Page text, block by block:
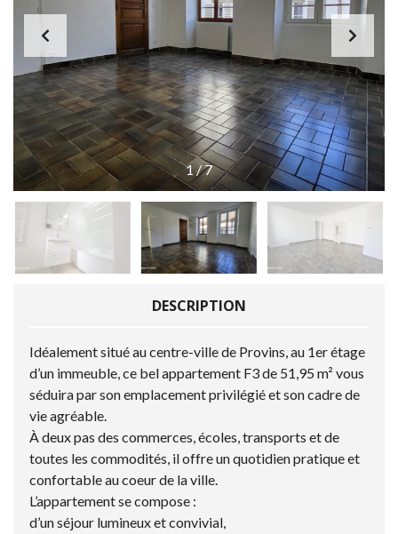
1/7
DESCRIPTION
Idéalement situé au centre-ville de Provins, au 1er étage
d’un immeuble, ce bel appartement F3 de 51,95 m² vous
séduira par son emplacement privilégié et son cadre de
vie agréable.
À deux pas des commerces, écoles, transports et de
toutes les commodités, il offre un quotidien pratique et
confortable au coeur de la ville.
L’appartement se compose :
d’un séjour lumineux et convivial,